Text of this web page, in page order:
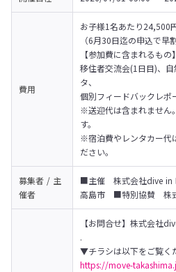
費用
お子様1名あたり24,500
（6月30日迄の申込で早
【参加費に含まれるもの】
移住者交流会(1日目)、
タ、
個別フィードバックレポ
※送迎代は含まれません
す。
※宿泊費やレンタカー代
ださい。
募集者 / 主
催者
■主催　株式会社dive in
高島市　■特別協賛　株
【お問合せ】株式会社
.
https://move-